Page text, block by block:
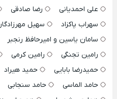
علی احمدیانی
رضا صادقی
سهراب پاکزاد
سهیل
سامان یاسین و امیرحافظ رنجبر
رامین تجنگی
رامین کرمی
حمیدرضا بابایی
حمید هیراد
حامد الماسی
حامد سنجابی